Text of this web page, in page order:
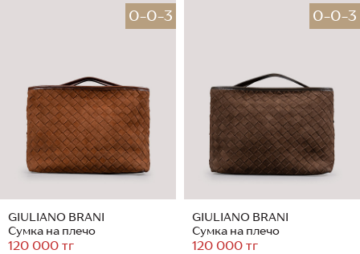
0-0-3
GIULIANO BRANI
Сумка на плечо
120 000 тг
0-0-3
GIULIANO BRANI
Сумка на плечо
120 000 тг